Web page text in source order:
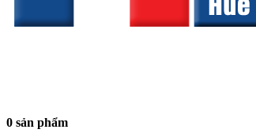
0 sản phẩm